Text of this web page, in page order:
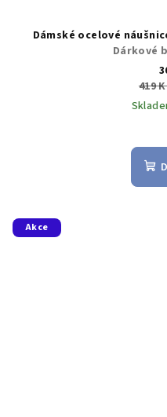
Dámské ocelové
Dárkové
419
Akce